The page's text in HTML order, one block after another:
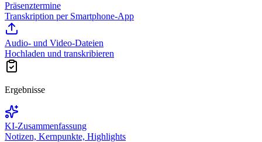
Präsenztermine
Transkription per Smartphone-App
Audio- und Video-Dateien
Hochladen und transkribieren
Ergebnisse
KI-Zusammenfassung
Notizen, Kernpunkte, Highlights